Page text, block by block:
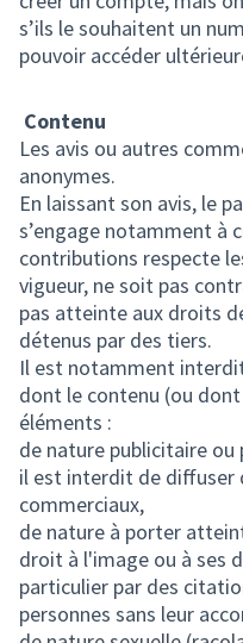
s’ils le souhaitent un
pouvoir accéder
Contenu
Les avis ou autres
anonymes.
En laissant son avis, le
s’engage notamment à
contributions respecte
vigueur, ne soit pas
pas atteinte aux droits
détenus par des tiers.
Il est notamment
dont le contenu (ou
éléments :
de nature publicitaire
il est interdit de diffuser
commerciaux,
de nature à porter
droit à l'image ou à ses
particulier par des
personnes sans leur